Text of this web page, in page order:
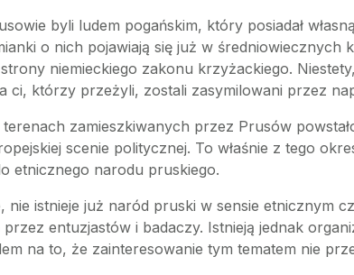
byli ludem pogańskim, który posiadał
o nich pojawiają się już w
niemieckiego zakonu krzyżackiego.
ci, którzy przeżyli, zostali zasymilowani przez
terenach zamieszkiwanych przez Prusów
scenie politycznej. To właśnie z tego
etnicznego narodu pruskiego.
nie istnieje już naród pruski w sensie etnicznym
entuzjastów i badaczy. Istnieją jednak
na to, że zainteresowanie tym tematem nie